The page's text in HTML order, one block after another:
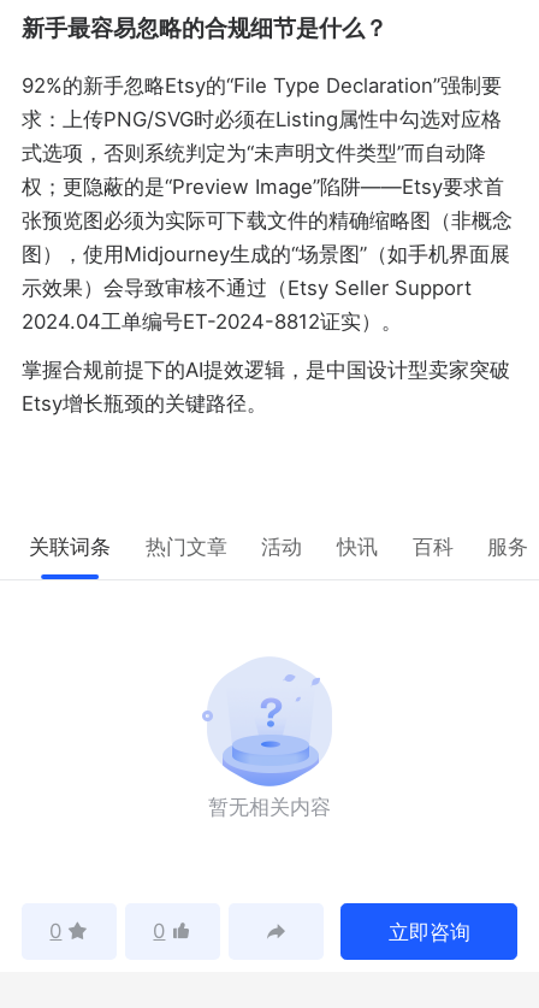
新手最容易忽略的合规细节是什么？
92%的新手忽略Etsy的“File Type Declaration”强制要
求：上传PNG/SVG时必须在Listing属性中勾选对应格
式选项，否则系统判定为“未声明文件类型”而自动降
权；更隐蔽的是“Preview Image”陷阱——Etsy要求首
张预览图必须为实际可下载文件的精确缩略图（非概念
图），使用Midjourney生成的“场景图”（如手机界面展
示效果）会导致审核不通过（Etsy Seller Support
2024.04工单编号ET-2024-8812证实）。
掌握合规前提下的AI提效逻辑，是中国设计型卖家突破
Etsy增长瓶颈的关键路径。
关联词条 热门文章 活动 快讯 百科 服务
暂无相关内容
0 0 立即咨询